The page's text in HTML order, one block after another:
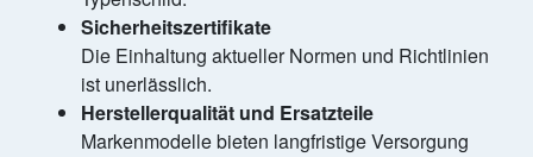
Sicherheitszertifikate
Die Einhaltung aktueller Normen und Richtlinien
ist unerlässlich.
Herstellerqualität und Ersatzteile
Markenmodelle bieten langfristige Versorgung